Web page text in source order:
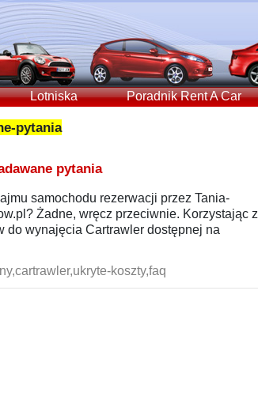
Lotniska Poradnik Rent A Car
pytania
pytania
samochodu rezerwacji przez Tania-
Żadne, wręcz przeciwnie. Korzystając z
do wynajęcia Cartrawler dostępnej na
koszty,faq